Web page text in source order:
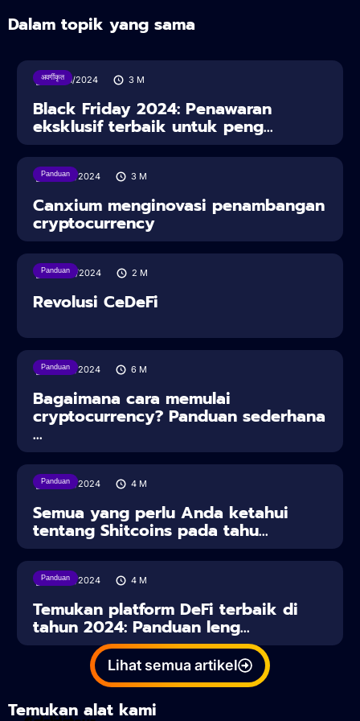
Dalam topik yang sama
अवर्गीकृत
29/11/2024 3 M
Black Friday 2024: Penawaran
eksklusif terbaik untuk peng...
Panduan
09/10/2024 3 M
Canxium menginovasi penambangan
cryptocurrency
Panduan
05/07/2024 2 M
Revolusi CeDeFi
Panduan
16/04/2024 6 M
Bagaimana cara memulai
cryptocurrency? Panduan sederhana
...
Panduan
16/04/2024 4 M
Semua yang perlu Anda ketahui
tentang Shitcoins pada tahu...
Panduan
16/04/2024 4 M
Temukan platform DeFi terbaik di
tahun 2024: Panduan leng...
Lihat semua artikel
Temukan alat kami